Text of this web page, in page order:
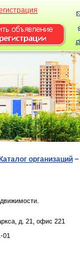
Каталог организаций −
д. 21, офис 221
01